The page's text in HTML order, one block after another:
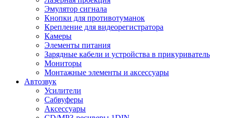
Эмулятор сигнала
Кнопки для противотуманок
Крепление для видеорегистратора
Камеры
Элементы питания
Зарядные кабели и устройства в прикуриватель
Мониторы
Монтажные элементы и аксессуары
Автозвук
Усилители
Сабвуферы
Аксессуары